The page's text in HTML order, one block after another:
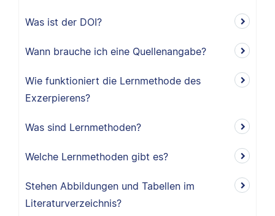
Was ist der DOI?
Wann brauche ich eine Quellenangabe?
Wie funktioniert die Lernmethode des
Exzerpierens?
Was sind Lernmethoden?
Welche Lernmethoden gibt es?
Stehen Abbildungen und Tabellen im
Literaturverzeichnis?